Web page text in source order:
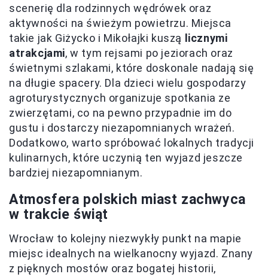
scenerię dla rodzinnych wędrówek oraz
aktywności na świeżym powietrzu. Miejsca
takie jak Giżycko i Mikołajki kuszą licznymi
atrakcjami, w tym rejsami po jeziorach oraz
świetnymi szlakami, które doskonale nadają się
na długie spacery. Dla dzieci wielu gospodarzy
agroturystycznych organizuje spotkania ze
zwierzętami, co na pewno przypadnie im do
gustu i dostarczy niezapomnianych wrażeń.
Dodatkowo, warto spróbować lokalnych tradycji
kulinarnych, które uczynią ten wyjazd jeszcze
bardziej niezapomnianym.
Atmosfera polskich miast zachwyca
w trakcie świąt
Wrocław to kolejny niezwykły punkt na mapie
miejsc idealnych na wielkanocny wyjazd. Znany
z pięknych mostów oraz bogatej historii,